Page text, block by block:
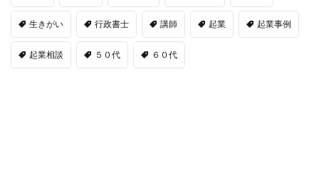
生きがい 行政書士 講師 起業 起業事例
起業相談 ５０代 ６０代